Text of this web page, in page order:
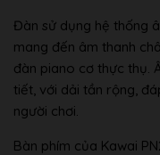
Đàn sử dụng hệ thống
mang đến âm thanh
đàn piano cơ thực thụ.
tiết, với dải tần rộng,
người chơi.
Bàn phím của Kawai